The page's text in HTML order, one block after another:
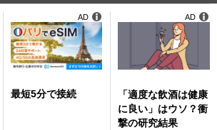
最短5分で接続
AD
「適度な飲酒は健康
に良い」はウソ？衝
撃の研究結果
AD